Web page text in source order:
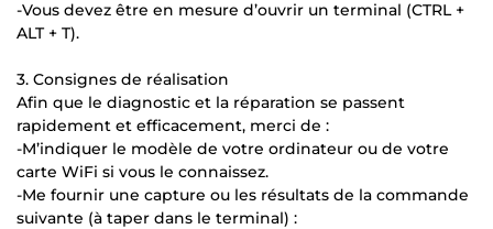
-Vous devez être en mesure d’ouvrir un terminal (CTRL +
ALT + T).
3. Consignes de réalisation
Afin que le diagnostic et la réparation se passent
rapidement et efficacement, merci de :
-M’indiquer le modèle de votre ordinateur ou de votre
carte WiFi si vous le connaissez.
-Me fournir une capture ou les résultats de la commande
suivante (à taper dans le terminal) :